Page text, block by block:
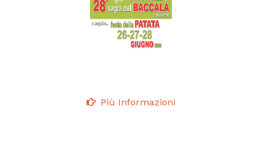
Più Informazioni